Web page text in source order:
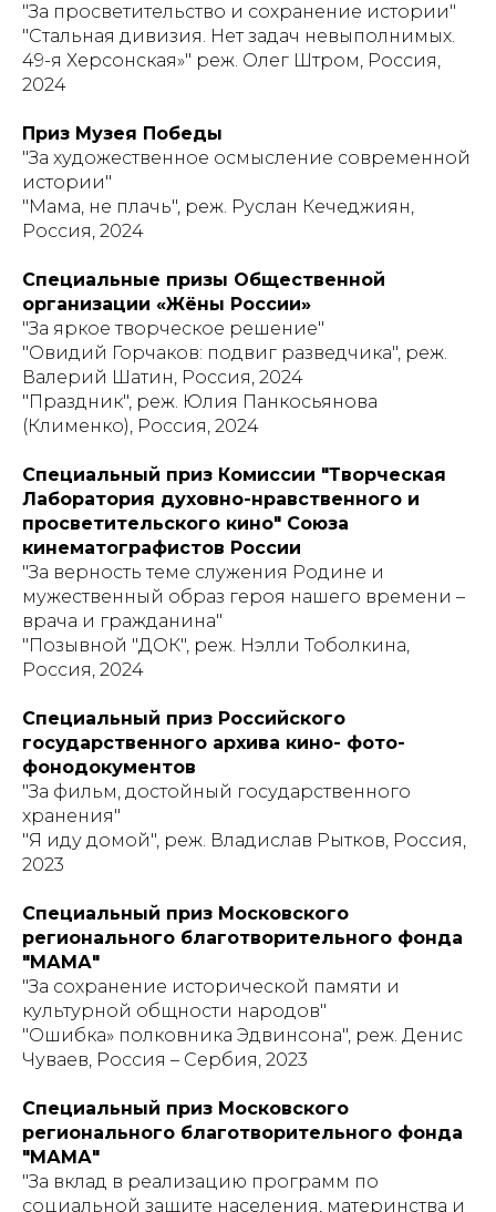
"За просветительство и сохранение истории"
"Стальная дивизия. Нет задач невыполнимых.
49-я Херсонская»" реж. Олег Штром, Россия,
2024
Приз Музея Победы
"За художественное осмысление современной
истории"
"Мама, не плачь", реж. Руслан Кечеджиян,
Россия, 2024
Специальные призы Общественной
организации «Жёны России»
"За яркое творческое решение"
"Овидий Горчаков: подвиг разведчика", реж.
Валерий Шатин, Россия, 2024
"Праздник", реж. Юлия Панкосьянова
(Клименко), Россия, 2024
Специальный приз Комиссии "Творческая
Лаборатория духовно-нравственного и
просветительского кино" Союза
кинематографистов России
"За верность теме служения Родине и
мужественный образ героя нашего времени –
врача и гражданина"
"Позывной "ДОК", реж. Нэлли Тоболкина,
Россия, 2024
Специальный приз Российского
государственного архива кино- фото-
фонодокументов
"За фильм, достойный государственного
хранения"
"Я иду домой", реж. Владислав Рытков, Россия,
2023
Специальный приз Московского
регионального благотворительного фонда
"МАМА"
"За сохранение исторической памяти и
культурной общности народов"
"Ошибка» полковника Эдвинсона", реж. Денис
Чуваев, Россия – Сербия, 2023
Специальный приз Московского
регионального благотворительного фонда
"МАМА"
"За вклад в реализацию программ по
социальной защите населения, материнства и